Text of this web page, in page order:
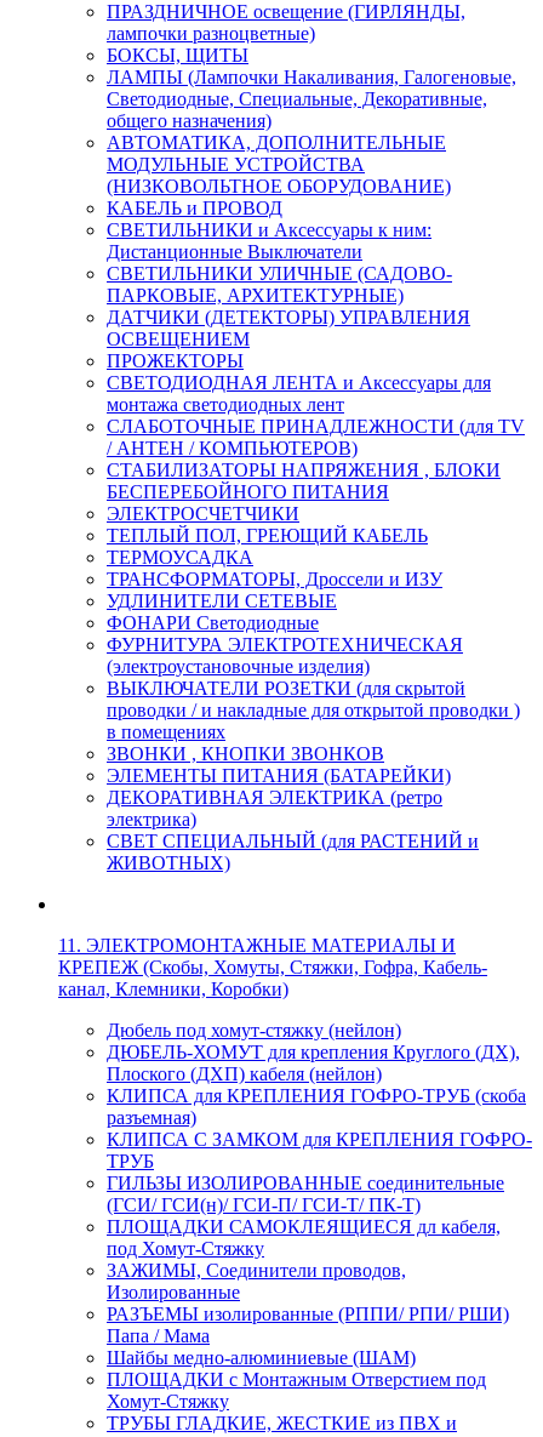
ПРАЗДНИЧНОЕ освещение (ГИРЛЯНДЫ,
лампочки разноцветные)
БОКСЫ, ЩИТЫ
ЛАМПЫ (Лампочки Накаливания, Галогеновые,
Светодиодные, Специальные, Декоративные,
общего назначения)
АВТОМАТИКА, ДОПОЛНИТЕЛЬНЫЕ
МОДУЛЬНЫЕ УСТРОЙСТВА
(НИЗКОВОЛЬТНОЕ ОБОРУДОВАНИЕ)
КАБЕЛЬ и ПРОВОД
СВЕТИЛЬНИКИ и Аксессуары к ним:
Дистанционные Выключатели
СВЕТИЛЬНИКИ УЛИЧНЫЕ (САДОВО-
ПАРКОВЫЕ, АРХИТЕКТУРНЫЕ)
ДАТЧИКИ (ДЕТЕКТОРЫ) УПРАВЛЕНИЯ
ОСВЕЩЕНИЕМ
ПРОЖЕКТОРЫ
СВЕТОДИОДНАЯ ЛЕНТА и Аксессуары для
монтажа светодиодных лент
СЛАБОТОЧНЫЕ ПРИНАДЛЕЖНОСТИ (для TV
/ АНТЕН / КОМПЬЮТЕРОВ)
СТАБИЛИЗАТОРЫ НАПРЯЖЕНИЯ , БЛОКИ
БЕСПЕРЕБОЙНОГО ПИТАНИЯ
ЭЛЕКТРОСЧЕТЧИКИ
ТЕПЛЫЙ ПОЛ, ГРЕЮЩИЙ КАБЕЛЬ
ТЕРМОУСАДКА
ТРАНСФОРМАТОРЫ, Дроссели и ИЗУ
УДЛИНИТЕЛИ СЕТЕВЫЕ
ФОНАРИ Светодиодные
ФУРНИТУРА ЭЛЕКТРОТЕХНИЧЕСКАЯ
(электроустановочные изделия)
ВЫКЛЮЧАТЕЛИ РОЗЕТКИ (для скрытой
проводки / и накладные для открытой проводки )
в помещениях
ЗВОНКИ , КНОПКИ ЗВОНКОВ
ЭЛЕМЕНТЫ ПИТАНИЯ (БАТАРЕЙКИ)
ДЕКОРАТИВНАЯ ЭЛЕКТРИКА (ретро
электрика)
СВЕТ СПЕЦИАЛЬНЫЙ (для РАСТЕНИЙ и
ЖИВОТНЫХ)
11. ЭЛЕКТРОМОНТАЖНЫЕ МАТЕРИАЛЫ И
КРЕПЕЖ (Скобы, Хомуты, Стяжки, Гофра, Кабель-
канал, Клемники, Коробки)
Дюбель под хомут-стяжку (нейлон)
ДЮБЕЛЬ-ХОМУТ для крепления Круглого (ДХ),
Плоского (ДХП) кабеля (нейлон)
КЛИПСА для КРЕПЛЕНИЯ ГОФРО-ТРУБ (скоба
разъемная)
КЛИПСА С ЗАМКОМ для КРЕПЛЕНИЯ ГОФРО-
ТРУБ
ГИЛЬЗЫ ИЗОЛИРОВАННЫЕ соединительные
(ГСИ/ ГСИ(н)/ ГСИ-П/ ГСИ-Т/ ПК-Т)
ПЛОЩАДКИ САМОКЛЕЯЩИЕСЯ дл кабеля,
под Хомут-Стяжку
ЗАЖИМЫ, Соединители проводов,
Изолированные
РАЗЪЕМЫ изолированные (РППИ/ РПИ/ РШИ)
Папа / Мама
Шайбы медно-алюминиевые (ШАМ)
ПЛОЩАДКИ с Монтажным Отверстием под
Хомут-Стяжку
ТРУБЫ ГЛАДКИЕ, ЖЕСТКИЕ из ПВХ и